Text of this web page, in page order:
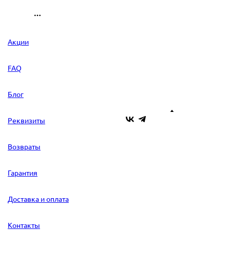
Акции
FAQ
Блог
Реквизиты
Возвраты
Гарантия
Доставка и оплата
Контакты